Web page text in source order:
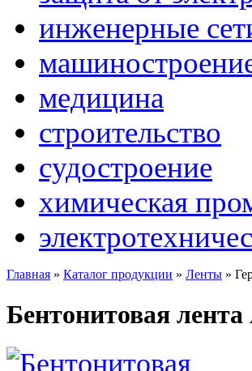
инженерные
медицина
строительство
судостроение
химическая
Главная » Каталог продукции » Ленты »
Бентонитовая